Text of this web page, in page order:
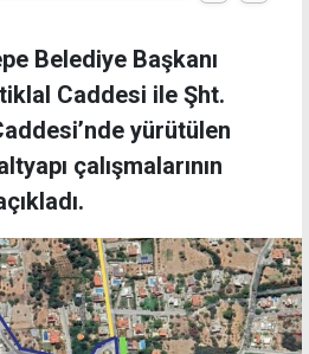
Belediye Başkanı
Caddesi ile Şht.
yürütülen
çalışmalarının